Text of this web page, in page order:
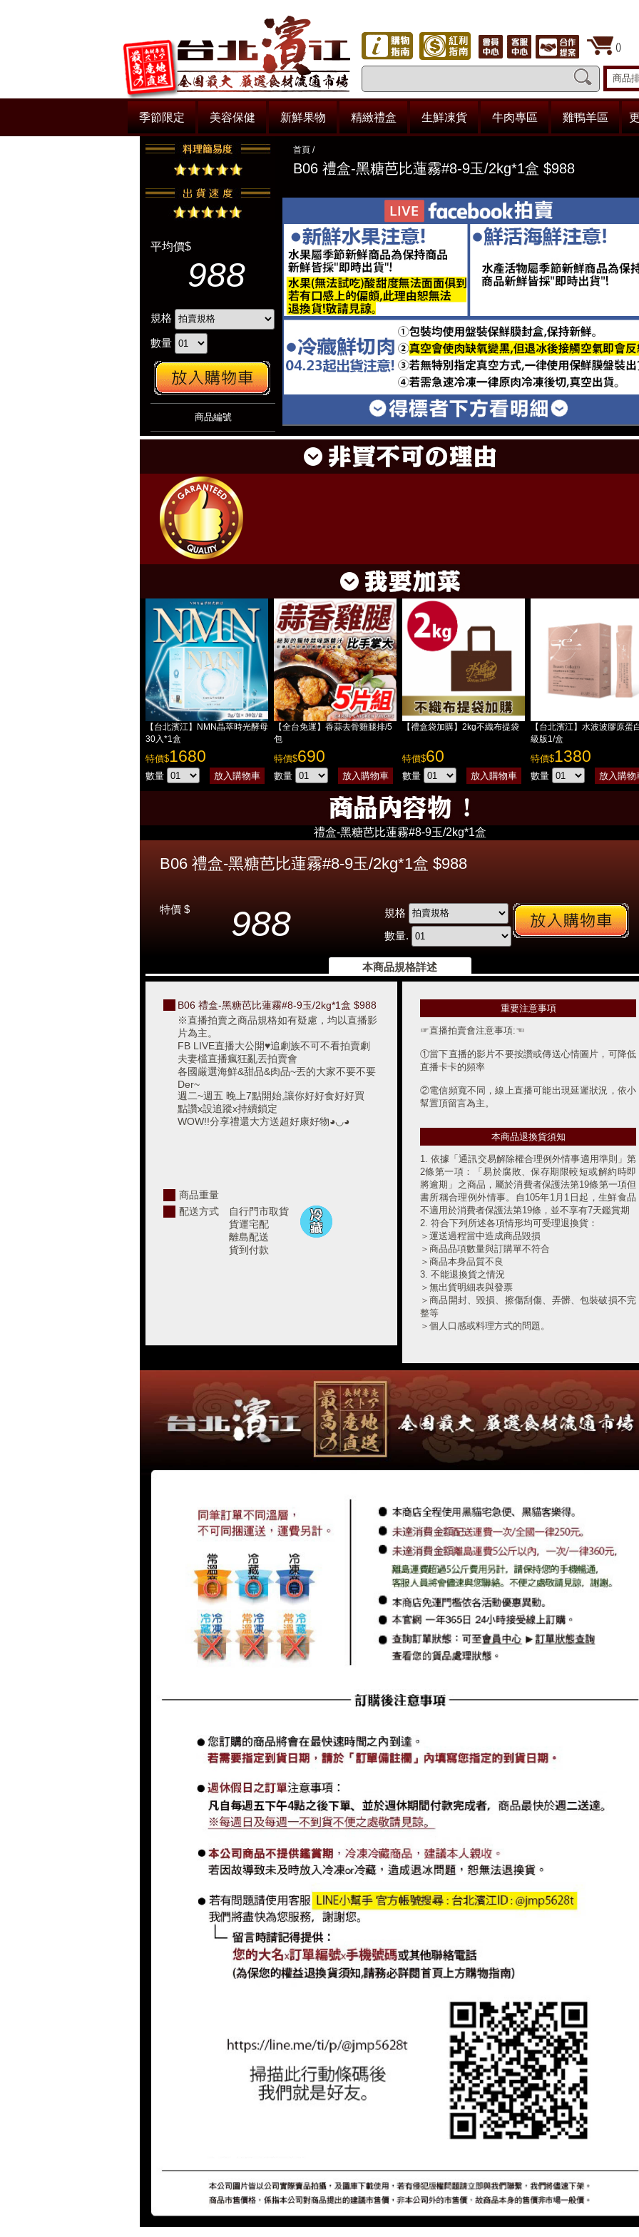
()
商品
季節限定 美容保健 新鮮果物 精緻禮盒 生鮮凍貨 牛肉專區 雞鴨羊區
平均價$
988
規格
數量
商品編號
首頁 /
B06 禮盒-黑糖芭比蓮霧#8-9玉/2kg*1盒 $988
【台北濱江】NMN晶萃時光酵母
30入*1盒
特價$1680
數量
【全台免運】香蒜去骨雞腿排/5
包
特價$690
數量
【禮盒袋加購】2kg不織布提袋
特價$60
數量
【台北濱江】水波波膠原蛋
級版1/盒
特價$1380
數量
禮盒-黑糖芭比蓮霧#8-9玉/2kg*1盒
B06 禮盒-黑糖芭比蓮霧#8-9玉/2kg*1盒 $988
特價 $ 988
規格
數量.
本商品規格詳述
B06 禮盒-黑糖芭比蓮霧#8-9玉/2kg*1盒 $988
※直播拍賣之商品規格如有疑慮，均以直播影
片為主。
FB LIVE直播大公開♥追劇族不可不看拍賣劇
夫妻檔直播瘋狂亂丟拍賣會
各國厳選海鮮&甜品&肉品~丟的大家不要不要
Der~
週二~週五 晚上7點開始,讓你好好食好好買
點讚x設追蹤x持續鎖定
WOW!!分享禮還大方送超好康好物◕◡◕
商品重量
配送方式
自行門市取貨
貨運宅配
離島配送
貨到付款
重要注意事項
☞直播拍賣會注意事項:☜
①當下直播的影片不要按讚或傳送心情圖片，可降低
直播卡卡的頻率
②電信頻寬不同，線上直播可能出現延遲狀況，依小
幫置頂留言為主。
③所有得標商品和贈送品需自付運費$250元(得標金
額+250元)，含冷凍宅配保麗龍盒&保冰袋。(※離島
運費$360元。)
●如遇商品溫層不同，須二台車分別運送，運費須另
計。
④直播非同日標單恕無法合併寄送。(※直播品如想與
網路下單合併寄送，運費皆以$250元記算。)
●合併定單前,請先查詢FB註冊mail與官網註冊mail,是
否相同,不同則無法合併。
⑤得標者請於"當日23:59前私訊LINE"小幫手連絡真
實姓名&電話&地址&到貨時間，未完成取標私訊者視
同放棄得標資格(※若惡意欺騙本公司將依循IP並保留
法律追朔權。)
●自取者:須留發票已備取貨查詢
●宅配者:須備註指定到貨日。
⑦食材認知:每人對食材認知不同，詳見主持人講解能
接受再出價。
⑧每次加價以$100元以上為最低喊價單位。
⑩得標商品無提供試吃，並無鑑賞期，若收到商品如
有任何疑慮，請LINE私訊小幫手。
⑪直播拍賣競標商品，對出價得標者之公平和尊重恕
無法+1購買,敬請見諒。
⑫如遇瞬間湧入人群流量過大，請以LINE聯繫小幫手
☞
https://line.me/ti/p/@jmp5628t
⑬如有不完善之處，歡迎大家提供意見和給予鼓勵是
濱江的動力。
本商品退換貨須知
1. 依據「通訊交易解除權合理例外情事適用準則」第
2條第一項：「易於腐敗、保存期限較短或解約時即
將逾期」之商品，屬於消費者保護法第19條第一項但
書所稱合理例外情事。自105年1月1日起，生鮮食品
不適用於消費者保護法第19條，並不享有7天鑑賞期
2. 符合下列所述各項情形均可受理退換貨：
＞運送過程當中造成商品毀損
＞商品品項數量與訂購單不符合
＞商品本身品質不良
3. 不能退換貨之情況
＞無出貨明細表與發票
＞商品開封、毀損、擦傷刮傷、弄髒、包裝破損不完
整等
＞個人口感或料理方式的問題。
作天內退貨款給您，款項將退回原訂購人或匯款轉帳
5. LINE客服中心：
https://line.me/ti/p/@jmp5628t